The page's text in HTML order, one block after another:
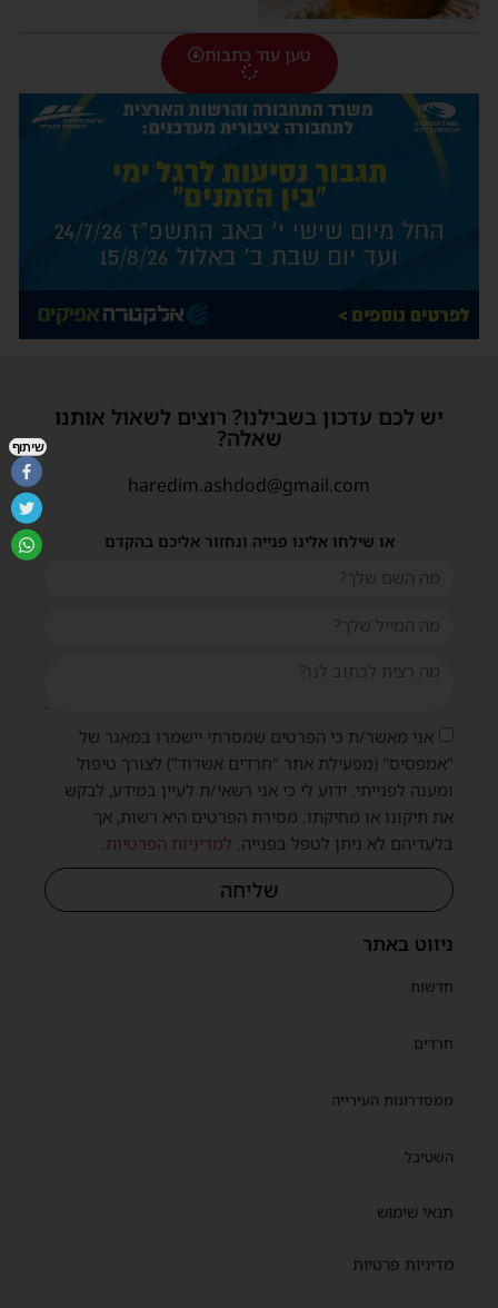
טען עוד כתבות
ניווט באתר
חדשות
חרדים
ממסדרונות העירייה
השטיבל
תנאי שימוש
מדיניות פרטיות
יש לכם עדכון בשבילנו? רוצים לשאול אותנו
שאלה?
haredim.ashdod@gmail.com
או שילחו אלינו פנייה ונחזור אליכם בהקדם
אני מאשר/ת כי הפרטים שמסרתי יישמרו במאגר של
"אמפסיס" (מפעילת אתר "חרדים אשדוד") לצורך טיפול
ומענה לפנייתי. ידוע לי כי אני רשאי/ת לעיין במידע, לבקש
את תיקונו או מחיקתו. מסירת הפרטים היא רשות, אך
בלעדיהם לא ניתן לטפל בפנייה. למדיניות הפרטיות
שליחה
שיתוף